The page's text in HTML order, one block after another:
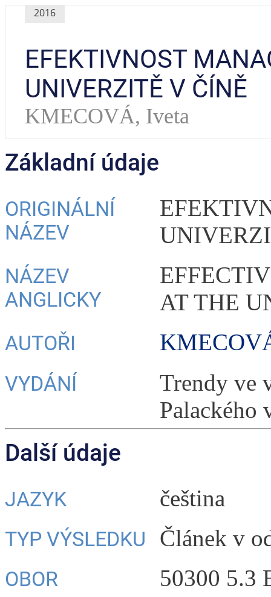
2016
EFEKTIVNOST
UNIVERZITĚ V ČÍNĚ
KMECOVÁ, Iveta
Základní údaje
ORIGINÁLNÍ
NÁZEV
NÁZEV
ANGLICKY
AT THE
AUTOŘI
VYDÁNÍ
Trendy ve
Palackého
Další údaje
JAZYK čeština
TYP VÝSLEDKU Článek v
OBOR 50300 5.3